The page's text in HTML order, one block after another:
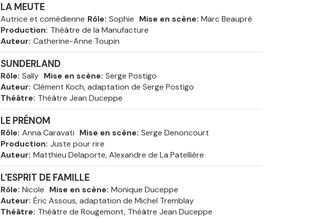
LA MEUTE
Autrice et comédienne Rôle Sophie Mise en scène Marc Beaupré
Production Théâtre de la Manufacture
Auteur Catherine-Anne Toupin
SUNDERLAND
Rôle Sally Mise en scène Serge Postigo
Auteur Clément Koch, adaptation de Serge Postigo
Théâtre Théâtre Jean Duceppe
LE PRÉNOM
Rôle Anna Caravati Mise en scène Serge Denoncourt
Production Juste pour rire
Auteur Matthieu Delaporte, Alexandre de La Patellière
L'ESPRIT DE FAMILLE
Rôle Nicole Mise en scène Monique Duceppe
Auteur Éric Assous, adaptation de Michel Tremblay
Théâtre Théâtre de Rougemont, Théâtre Jean Duceppe